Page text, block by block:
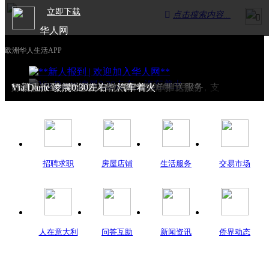

立即下载
华人网
欧洲华人生活APP
 点击搜索内容...
欧洲餐饮业必备！SMARTWAY智能餐厅系统，支
好消息！华力能源推出微信自动账单推送服务
**新人报到 | 欢迎加入华人网**
Via Dante 凌晨0:30左右，汽车着火
招聘求职 房屋店铺 生活服务 交易市场
人在意大利 问答互助 新闻资讯 侨界动态